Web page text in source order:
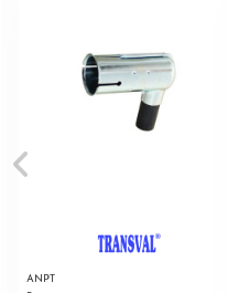
ANPT